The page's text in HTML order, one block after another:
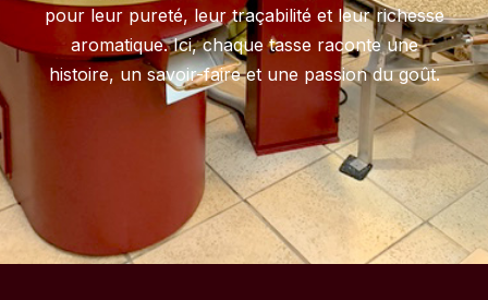
pour leur pureté, leur traçabilité et leur richesse
aromatique. Ici, chaque tasse raconte une
histoire, un savoir-faire et une passion du goût.